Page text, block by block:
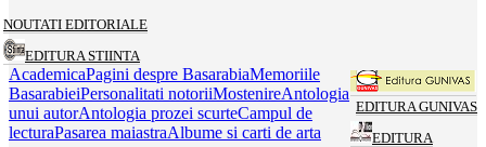
NOUTATI EDITORIALE
EDITURA STIINTA
AcademicaPagini despre BasarabiaMemoriile
BasarabieiPersonalitati notoriiMostenireAntologia
unui autorAntologia prozei scurteCampul de
lecturaPasarea maiastraAlbume si carti de arta
EDITURA GUNIVAS
EDITURA